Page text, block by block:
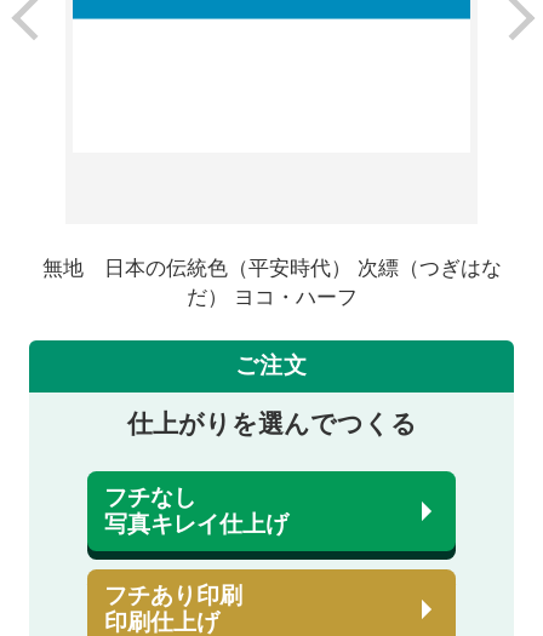
無地 日本の伝統色（平安時代） 次縹（つぎはな
だ） ヨコ・ハーフ
ご注文
仕上がりを選んでつくる
フチなし
写真キレイ仕上げ
フチあり印刷
印刷仕上げ